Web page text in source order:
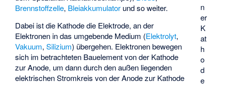
n
er
K
at
h
o
d
e
Brennstoffzelle, Bleiakkumulator und so weiter.
Dabei ist die Kathode die Elektrode, an der
Elektronen in das umgebende Medium (Elektrolyt,
Vakuum,Silizium) übergehen. Elektronen bewegen
sich im betrachteten Bauelement von der Kathode
zur Anode, um dann durch den außen liegenden
elektrischen Stromkreis von der Anode zur Kathode